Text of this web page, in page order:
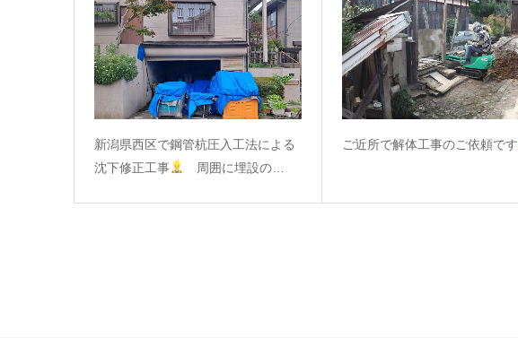
新潟県西区で鋼管杭圧入工法による
沈下修正工事
周囲に埋設の…
ご近所で解体工事のご依頼です